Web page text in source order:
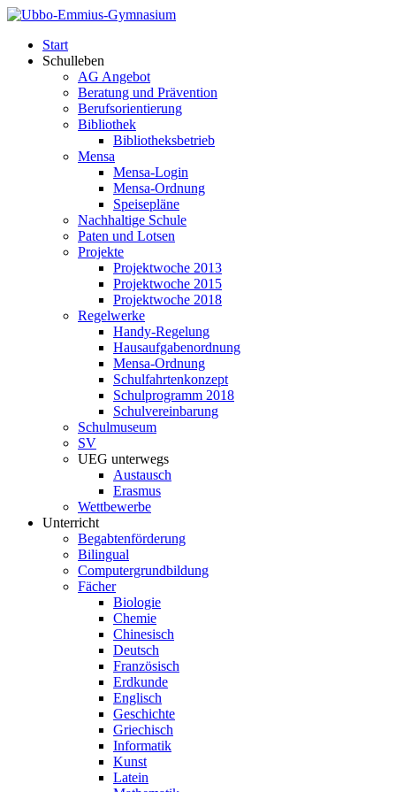
Start
Schulleben
AG Angebot
Beratung und Prävention
Berufsorientierung
Bibliothek
Bibliotheksbetrieb
Mensa
Mensa-Login
Mensa-Ordnung
Speisepläne
Nachhaltige Schule
Paten und Lotsen
Projekte
Projektwoche 2013
Projektwoche 2015
Projektwoche 2018
Regelwerke
Handy-Regelung
Hausaufgabenordnung
Mensa-Ordnung
Schulfahrtenkonzept
Schulprogramm 2018
Schulvereinbarung
Schulmuseum
SV
UEG unterwegs
Austausch
Erasmus
Wettbewerbe
Unterricht
Begabtenförderung
Bilingual
Computergrundbildung
Fächer
Biologie
Chemie
Chinesisch
Deutsch
Französisch
Erdkunde
Englisch
Geschichte
Griechisch
Informatik
Kunst
Latein